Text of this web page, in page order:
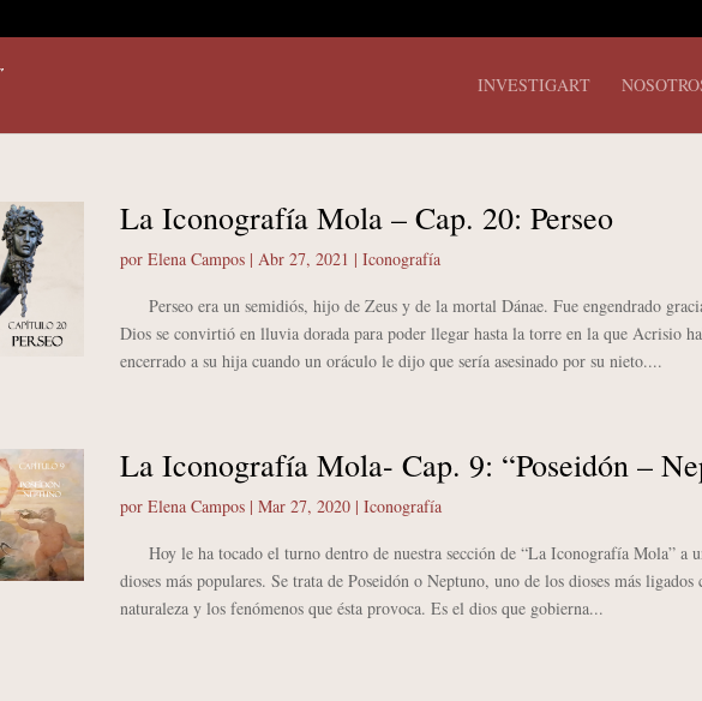
INVESTIGART
La Iconografía Mola – Cap. 20: Perseo
por Elena Campos| Abr 27, 2021 | Iconografía
Perseo era un semidiós, hijo de Zeus y de la mortal Dánae. Fue engendrado
Dios se convirtió en lluvia dorada para poder llegar hasta la torre en la que Acrisio
encerrado a su hija cuando un oráculo le dijo que sería asesinado por su nieto....
La Iconografía Mola- Cap. 9: “Poseidón –
por Elena Campos| Mar 27, 2020| Iconografía
Hoy le ha tocado el turno dentro de nuestra sección de “La Iconografía Mola” a
dioses más populares. Se trata de Poseidón o Neptuno, uno de los dioses más ligados
naturaleza y los fenómenos que ésta provoca. Es el dios que gobierna...